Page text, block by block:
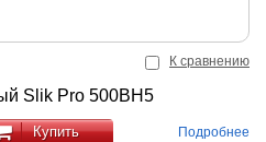
К сравнению
Slik Pro 500BH5
Купить Подробнее